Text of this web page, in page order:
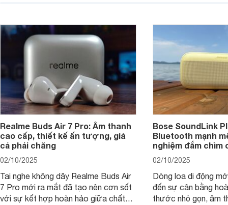
phẩm chất lượng cao, nhưng hướng
tới đối tượng khách hàng khác nhau.
Realme Buds Air 7 Pro: Âm thanh
cao cấp, thiết kế ấn tượng, giá
cả phải chăng
02/10/2025
Tai nghe không dây Realme Buds Air
7 Pro mới ra mắt đã tạo nên cơn sốt
với sự kết hợp hoàn hảo giữa chất
Bose SoundLink
Bluetooth mạnh
nghiệm đắm chìm
02/10/2025
Dòng loa di động
đến sự cân bằng
thước nhỏ gọn, âm